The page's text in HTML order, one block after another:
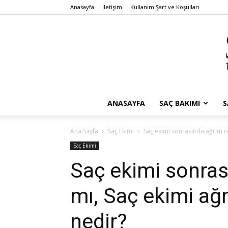
Anasayfa İletişim Kullanım Şart ve Koşulları
ANASAYFA SAÇ BAKIMI
Ana Sayfa Saç Ekimi Saç ekimi sonrasında ağrım
Saç Ekimi
Saç ekimi
mı, Saç ekimi
nedir?